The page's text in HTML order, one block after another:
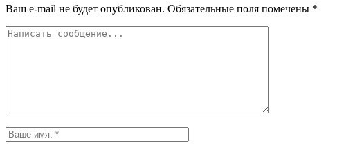
Ваш e-mail не будет опубликован. Обязательные поля помечены *